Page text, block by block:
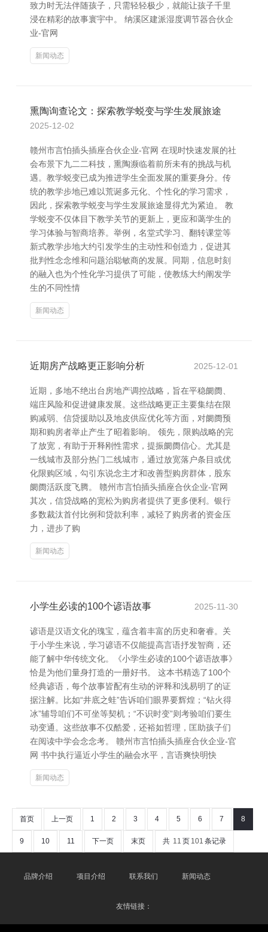
致力时无法伴随孩子，只需轻轻极少，就能让孩子千里
浸在精彩的故事寰宇中。 纳溪区建派湿度调节器合伙企
业-官网
新闻动态
熏陶询查论文：探索教学蜕变与学生发展旅途
2025-12-02
赣州市言怕插头插座合伙企业-官网 在现时快速发展的社
会布景下九二二科技，熏陶濒临着前所未有的挑战与机
遇。教学蜕变已成为推进学生全面发展的重要身分。传
统的教学步地已难以荒诞多元化、个性化的学习需求，
因此，探索教学蜕变与学生发展旅途显得尤为紧迫。 教
学蜕变不仅体目下教学关节的更新上，更应和蔼学生的
学习体验与智商培养。举例，名堂式学习、翻转课堂等
新式教学步地大约引发学生的主动性和创造力，促进其
批判性念念维和问题治聪敏商的发展。同期，信息时刻
的融入也为个性化学习提供了可能，使教练大约阐发学
生的不同性情
新闻动态
近期房产战略更正影响分析 2025-12-01
近期，多地不绝出台房地产调控战略，旨在平稳阛阓、
端庄风险和促进健康发展。这些战略更正主要集结在限
购减弱、信贷援助以及地皮供应优化等方面，对阛阓预
期和购房者举止产生了昭着影响。 领先，限购战略的完
了放宽，有助于开释刚性需求，提振阛阓信心。尤其是
一线城市及部分热门二线城市，通过放宽落户条目或优
化限购区域，勾引东说念主才和改善型购房群体，股东
阛阓活跃度飞腾。 赣州市言怕插头插座合伙企业-官网
其次，信贷战略的宽松为购房者提供了更多便利。银行
多数裁汰首付比例和贷款利率，减轻了购房者的资金压
力，进步了购
新闻动态
小学生必读的100个谚语故事 2025-11-30
谚语是汉语文化的瑰宝，蕴含着丰富的历史和奢睿。关
于小学生来说，学习谚语不仅能提高言语抒发智商，还
能了解中华传统文化。《小学生必读的100个谚语故事》
恰是为他们量身打造的一册好书。 这本书精选了100个
经典谚语，每个故事皆配有生动的评释和浅易明了的证
据注解。比如“井底之蛙”告诉咱们眼界要辉煌；“钻火得
冰”辅导咱们不可坐等契机；“不识时变”则考验咱们要生
动变通。这些故事不仅酷爱，还裕如哲理，匡助孩子们
在阅读中学会念念考。 赣州市言怕插头插座合伙企业-官
网 书中执行逼近小学生的融会水平，言语爽快明快
新闻动态
首页 上一页 1 2 3 4 5 6 7 8
9 10 11 下一页 末页 共 11 页 101 条记录
品牌介绍 项目介绍 联系我们 新闻动态
友情链接：